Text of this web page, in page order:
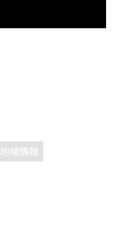
域情報